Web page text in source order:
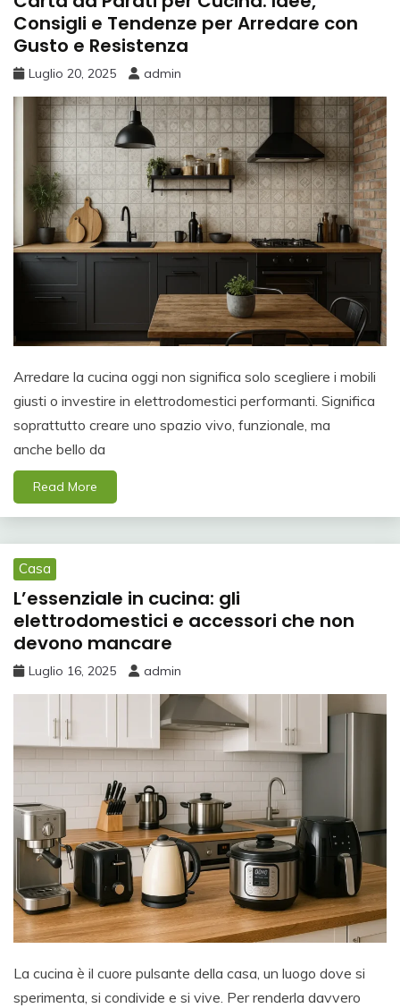
Consigli e Tendenze per Arredare con
Gusto e Resistenza
Luglio 20, 2025 admin
Arredare la cucina oggi non significa solo scegliere i mobili
giusti o investire in elettrodomestici performanti. Significa
soprattutto creare uno spazio vivo, funzionale, ma
anche bello da
Read More
Casa
L’essenziale in cucina: gli
elettrodomestici e accessori che non
devono mancare
Luglio 16, 2025 admin
La cucina è il cuore pulsante della casa, un luogo dove si
sperimenta, si condivide e si vive. Per renderla davvero